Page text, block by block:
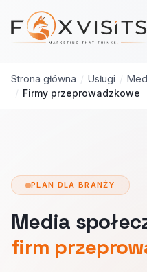
Przejdź do treści głównej
Strona główna / Usługi /
/ Firmy przeprowadzkowe
PLAN DLA BRANŻY
Media
firm